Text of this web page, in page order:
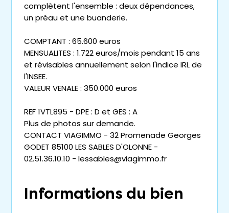
complètent l'ensemble : deux dépendances,
un préau et une buanderie.
COMPTANT : 65.600 euros
MENSUALITES : 1.722 euros/mois pendant 15 ans
et révisables annuellement selon l'indice IRL de
l'INSEE.
VALEUR VENALE : 350.000 euros
REF 1VTL895 - DPE : D et GES : A
Plus de photos sur demande.
CONTACT VIAGIMMO - 32 Promenade Georges
GODET 85100 LES SABLES D'OLONNE -
02.51.36.10.10 - lessables@viagimmo.fr
Informations du bien